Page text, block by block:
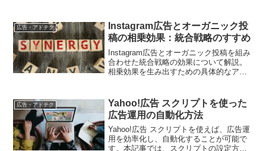
広告・アドテク
Instagram広告とオーガニック投
稿の相乗効果：統合戦略のすすめ
Instagram広告とオーガニック投稿を組み
合わせた統合戦略の効果について解説。
相乗効果を生み出すための具体的なアプ
広告・アドテク
Yahoo!広告 スクリプトを使った
広告運用の自動化方法
Yahoo!広告 スクリプトを使えば、広告運
用を効率化し、自動化することが可能で
す。本記事では、スクリプトの設定方法